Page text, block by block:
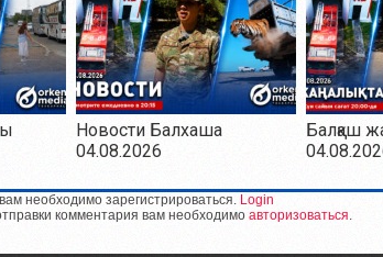
Новости Балхаша
04.08.2026
Балқаш
необходимо зарегистрироваться. Login
комментария вам необходимо авторизоваться.